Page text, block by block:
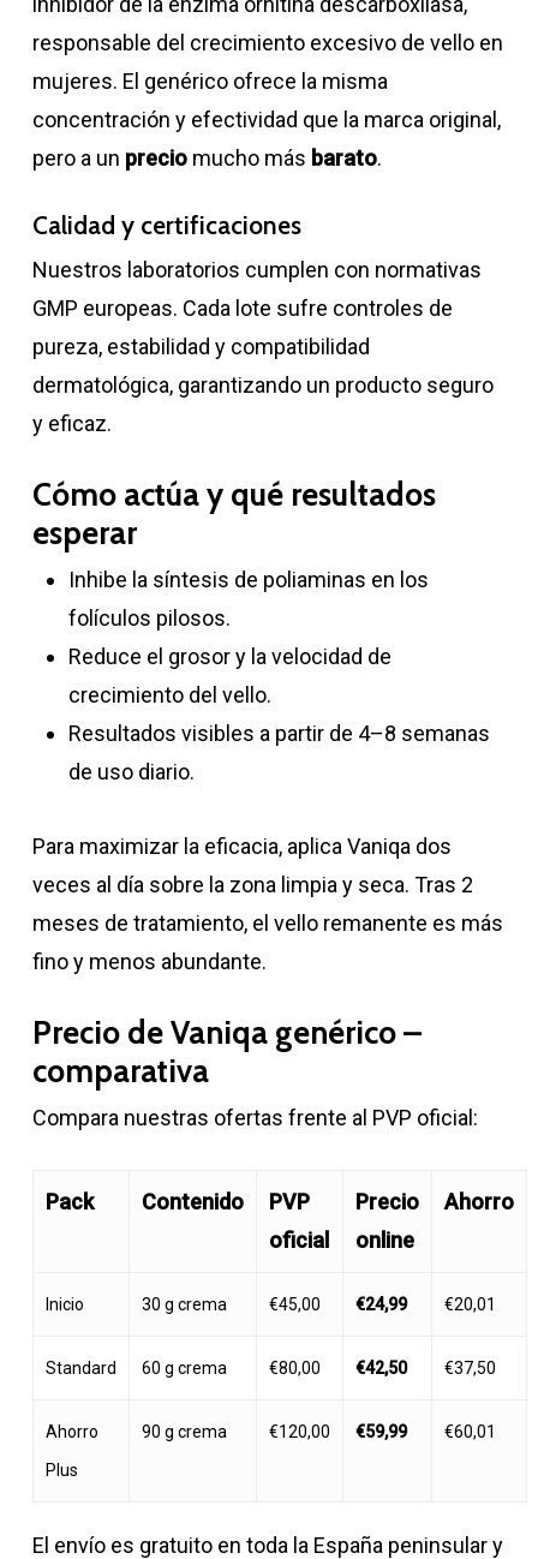
responsable del crecimiento excesivo de vello en
mujeres. El genérico ofrece la misma
concentración y efectividad que la marca original,
pero a un preciomucho más barato.
Calidad y certificaciones
Nuestros laboratorios cumplen con normativas
GMP europeas. Cada lote sufre controles de
pureza, estabilidad y compatibilidad
dermatológica, garantizando un producto seguro
y eficaz.
Cómo actúa y qué resultados
esperar
Inhibe la síntesis de poliaminas en los
folículos pilosos.
Reduce el grosor y la velocidad de
crecimiento del vello.
Resultados visibles a partir de 4–8 semanas
de uso diario.
Para maximizar la eficacia, aplica Vaniqa dos
veces al día sobre la zona limpia y seca. Tras 2
meses de tratamiento, el vello remanente es más
fino y menos abundante.
Precio de Vaniqa genérico –
comparativa
Compara nuestras ofertas frente al PVP oficial:
Pack Contenido
PVP
oficial
Precio
online
Ahorro
Inicio 30 g crema €45,00 €24,99 €20,01
Standard 60 g crema €80,00 €42,50 €37,50
Ahorro
Plus
90 g crema €120,00 €59,99 €60,01
El envío es gratuito en toda la España peninsular y